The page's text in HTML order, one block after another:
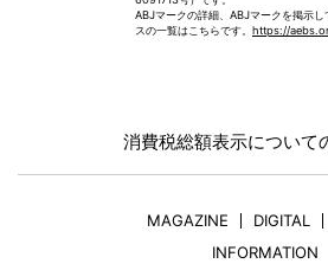
ABJマークの詳細、ABJマークを掲示し
スの一覧はこちらです。 https://
消費税総額表示について
MAGAZINE DIGITAL
INFORMATION